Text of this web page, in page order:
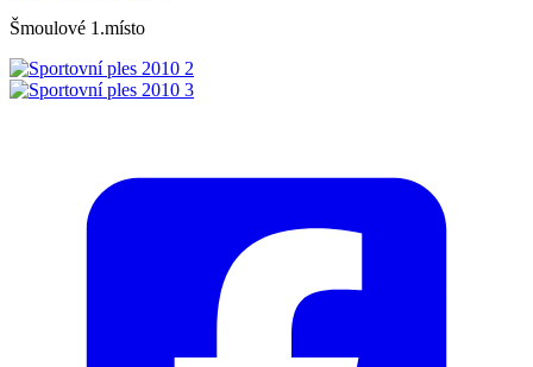
Šmoulové 1.místo